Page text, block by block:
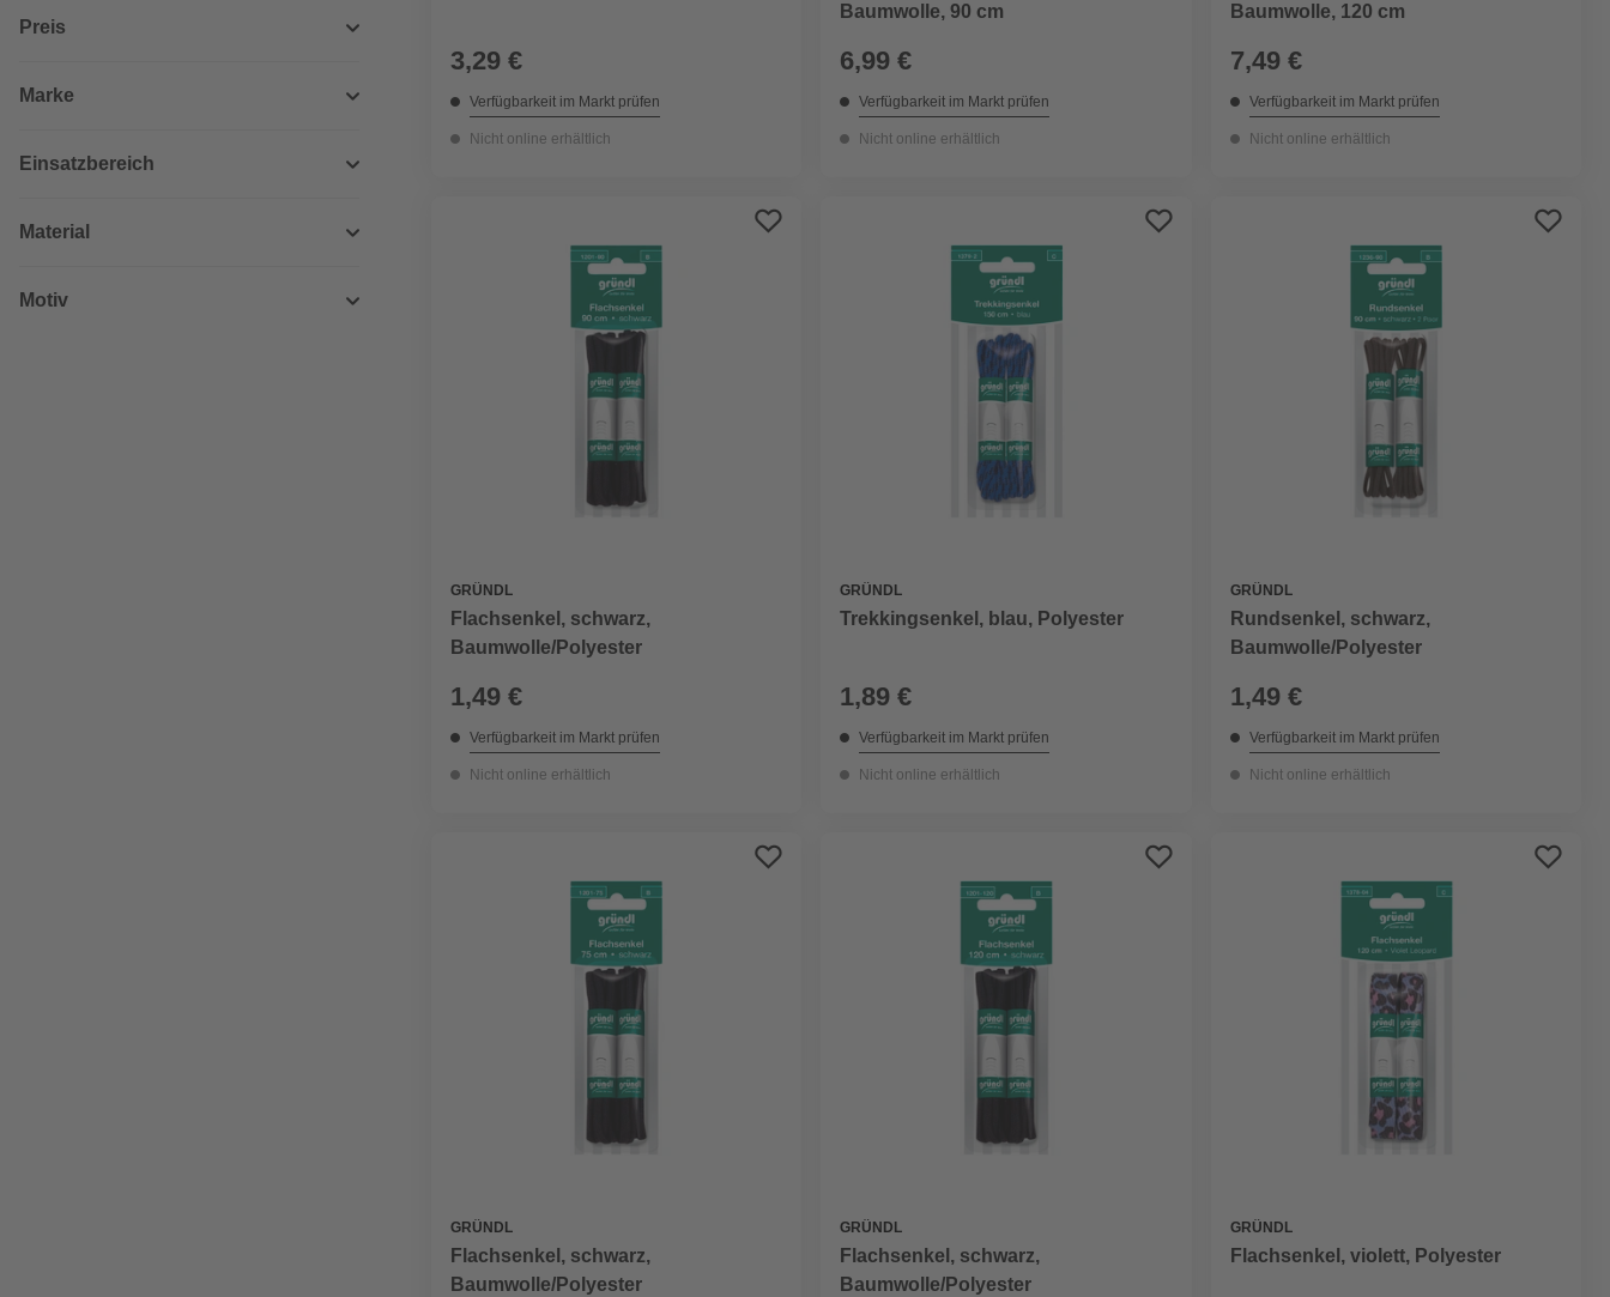
Preis
Marke
Einsatzbereich
Material
Motiv
3,29 €
Verfügbarkeit im Markt prüfen
Nicht online erhältlich
Baumwolle, 90 cm
6,99 €
Verfügbarkeit im Markt prüfen
Nicht online erhältlich
Baumwolle, 120 cm
7,49 €
Verfügbarkeit im Markt prüfen
Nicht online erhältlich
GRÜNDL
Flachsenkel, schwarz,
Baumwolle/Polyester
1,49 €
Verfügbarkeit im Markt prüfen
Nicht online erhältlich
GRÜNDL
Trekkingsenkel, blau, Polyester
1,89 €
Verfügbarkeit im Markt prüfen
Nicht online erhältlich
GRÜNDL
Rundsenkel, schwarz,
Baumwolle/Polyester
1,49 €
Verfügbarkeit im Markt prüfen
Nicht online erhältlich
GRÜNDL
Flachsenkel, schwarz,
Baumwolle/Polyester
GRÜNDL
Flachsenkel, schwarz,
Baumwolle/Polyester
GRÜNDL
Flachsenkel, violett, Polyester